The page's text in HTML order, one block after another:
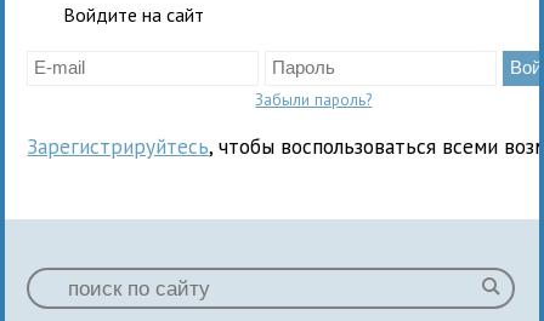
Войдите на сайт
Забыли пароль?
Зарегистрируйтесь, чтобы воспользоваться всеми